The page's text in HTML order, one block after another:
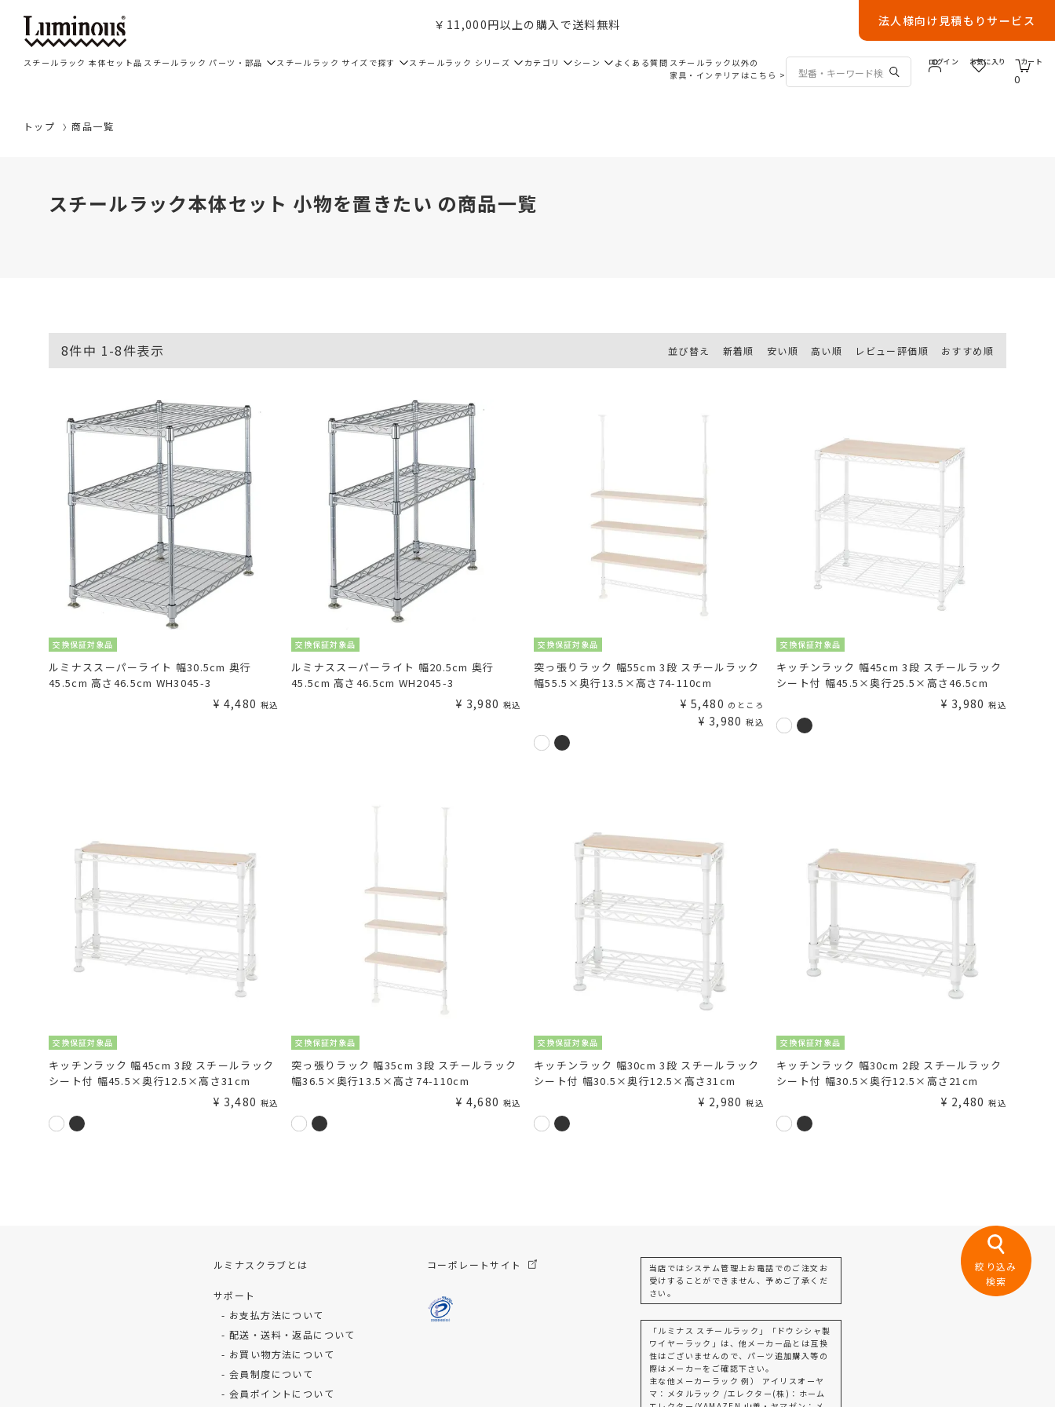
￥11,000円以上の購入で送料無料 法人様向け見積もりサービス
スチールラック 本体セット品 スチールラック パーツ・部品 スチールラック サイズで探す スチールラック シリーズ カテゴリ シーン よくある質問 スチールラック以外の
家具・インテリアはこちら >
ログイン お気に入り
0
カート
トップ 商品一覧
スチールラック本体セット 小物を置きたい の商品一覧
並び替え 新着順 安い順 高い順 レビュー評価順 おすすめ順
8件中 1-8件表示
交換保証対象品
ルミナススーパーライト 幅30.5cm 奥行
45.5cm 高さ46.5cm WH3045-3
¥ 4,480 税込
交換保証対象品
ルミナススーパーライト 幅20.5cm 奥行
45.5cm 高さ46.5cm WH2045-3
¥ 3,980 税込
交換保証対象品
突っ張りラック 幅55cm 3段 スチールラック
幅55.5×奥行13.5×高さ74-110cm
¥ 5,480 のところ
¥ 3,980 税込
交換保証対象品
キッチンラック 幅45cm 3段 スチールラック
シート付 幅45.5×奥行25.5×高さ46.5cm
¥ 3,980 税込
交換保証対象品
キッチンラック 幅45cm 3段 スチールラック
シート付 幅45.5×奥行12.5×高さ31cm
¥ 3,480 税込
交換保証対象品
突っ張りラック 幅35cm 3段 スチールラック
幅36.5×奥行13.5×高さ74-110cm
¥ 4,680 税込
交換保証対象品
キッチンラック 幅30cm 3段 スチールラック
シート付 幅30.5×奥行12.5×高さ31cm
¥ 2,980 税込
交換保証対象品
キッチンラック 幅30cm 2段 スチールラック
シート付 幅30.5×奥行12.5×高さ21cm
¥ 2,480 税込
絞り込み
検索
ルミナスクラブとは
サポート
お支払方法について
配送・送料・返品について
お買い物方法について
会員制度について
会員ポイントについて
コーポレートサイト
当店ではシステム管理上お電話でのご注文お
受けすることができません、予めご了承くだ
さい。
「ルミナス スチールラック」「ドウシシャ製
ワイヤーラック」は、他メーカー品とは互換
性はございませんので、パーツ追加購入等の
際はメーカーをご確認下さい。
主な他メーカーラック 例） アイリスオーヤ
マ：メタルラック /エレクター(株)：ホーム